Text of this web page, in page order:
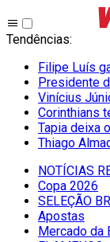
Tendências:
Filipe Luís
Presidente
Vinícius
Corinthians
Tapia deixa
Thiago
NOTÍCIAS
Copa 2026
SELEÇÃO
Apostas
Mercado da